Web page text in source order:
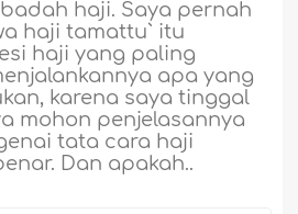
haji. Saya pernah
haji tamattu` itu
haji yang paling
apa yang
karena saya tinggal
mohon penjelasannya
tata cara haji
Dan apakah..